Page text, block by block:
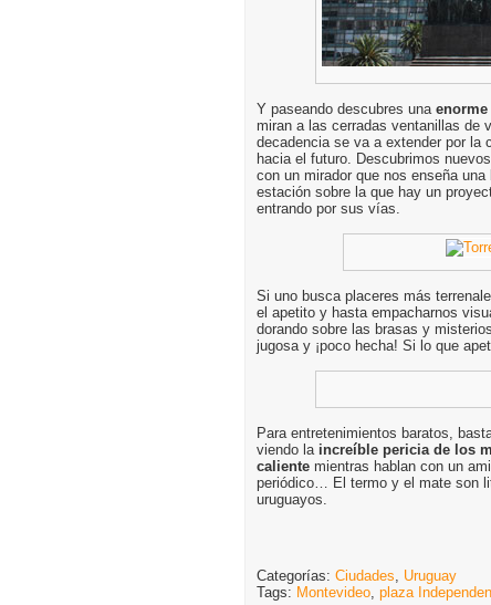
Y paseando descubres una enorme
miran a las cerradas ventanillas de
decadencia se va a extender por la
hacia el futuro. Descubrimos
con un mirador que nos enseña
estación sobre la que hay un
entrando por sus vías.
Si uno busca placeres más
el apetito y hasta empacharnos
dorando sobre las brasas y
jugosa y ¡poco hecha! Si lo que
Para entretenimientos baratos,
viendo laincreíble pericia de los
caliente mientras hablan con un
periódico… El termo y el mate son
uruguayos.
Categorías: Ciudades, Uruguay
Tags: Montevideo, plaza